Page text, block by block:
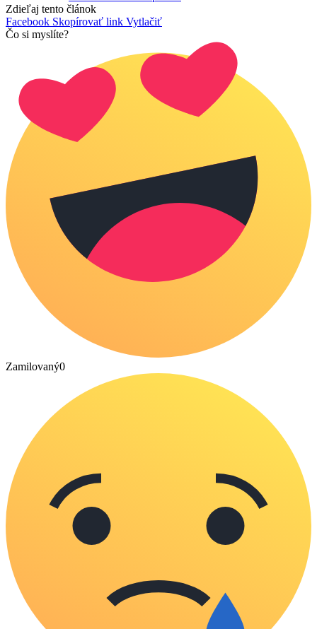
Zdieľaj tento článok
Facebook Skopírovať link Vytlačiť
Čo si myslíte?
Zamilovaný0